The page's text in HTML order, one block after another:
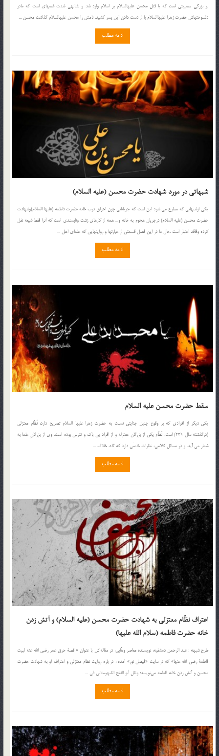
بر بزرگى مصيبتى است كه با قتل محسن عليه‏السلام بر اسلام وارد شد و نشانه‏ى شدت غصه‏اى است كه مادر
دلسوخته‏اش حضرت زهرا عليهاالسلام با از دست دادن اين پسر كشيد. نامش را محسن عليه‏السلام گذاشت محسن ...
ادامه مطلب
شبهاتی در مورد شهادت حضرت محسن (علیه السلام)
یكى ازشبهاتى كه مطرح مى شود این است كه جریاناتى چون احراق درب خانه حضرت فاطمه (علیها السلام)وشهادت
حضرت محسن (علیه السلام) درجریان هجوم به خانه و… همه از كارهاى زشت وناپسندى است كه آنرا فقط شیعه نقل
كرده وفاقد اعتبار است .حال ما در این فصل قسمتى از عبارتها و روایتهایى كه علماى اهل ...
ادامه مطلب
سقط حضرت محسن عليه السلام
يكى ديگر از افرادى كه بر وقوع چنين جنايتى نسبت به حضرت زهرا عليها السلام تصريح دارد، نَظّام معتزلى
(درگذشته سال 231) است. نَظّام يكى از بزرگان معتزله و از افراد بى باك و نترس بوده است. وى از بزرگانِ علما به
شمار مى آيد. و در مسائل كلامى، نظرات خاصّى دارد كه گاه، خلاف ...
ادامه مطلب
اعتراف نظّام معتزلی به شهادت حضرت محسن (علیه السلام) و آتش زدن
خانه حضرت فاطمه (سلام الله علیها)
طرح شبهه : عبد الرحمن دمشقیه، نویسنده معاصر وهّابی، در مقاله‌اش با عنوان « قصة حرق عمر رضى الله عنه لبیت
فاطمة رضى الله عنها» كه در سایت «فیصل نور» آمده ، در باره روایت نظام معتزلی و اعتراف او به شهادت حضرت
محسن و آتش زدن خانه فاطمه مى‌نویسد: ونقل أبو الفتح الشهرستانی فی ...
ادامه مطلب